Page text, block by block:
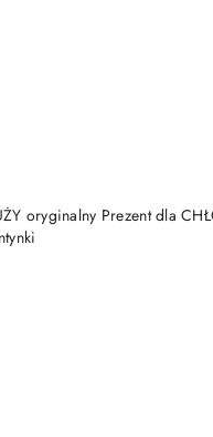
oryginalny Prezent dla